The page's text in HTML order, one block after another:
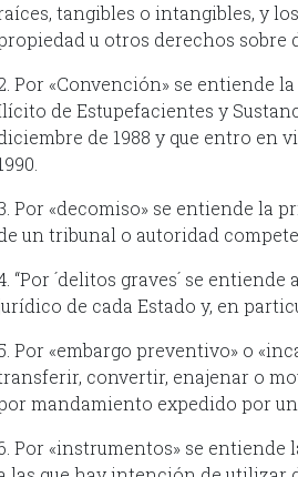
tangibles o intangibles, y
u otros derechos sobre
Por «Convención» se entiende
de Estupefacientes y
de 1988 y que entro en
Por «decomiso» se entiende la
un tribunal o
“Por ´delitos graves´ se
de cada Estado y, en
Por «embargo preventivo» o
convertir, enajenar o
mandamiento
Por «instrumentos» se